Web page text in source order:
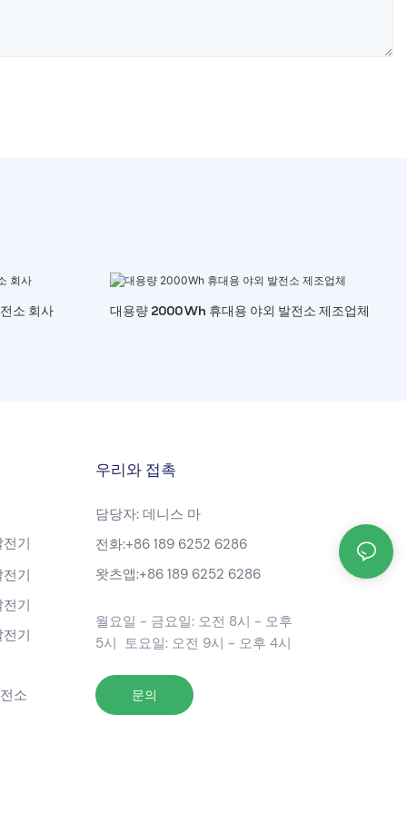
소 회사 대용량 2000Wh 휴대용 야외 발전소 제조업체
기
기
기
기
소
우리와 접촉
담당자: 데니스 마
전화:+86 189 6252 6286
왓츠앱:+86 189 6252 6286
월요일 - 금요일: 오전 8시 - 오후
5시 토요일: 오전 9시 - 오후 4시
문의